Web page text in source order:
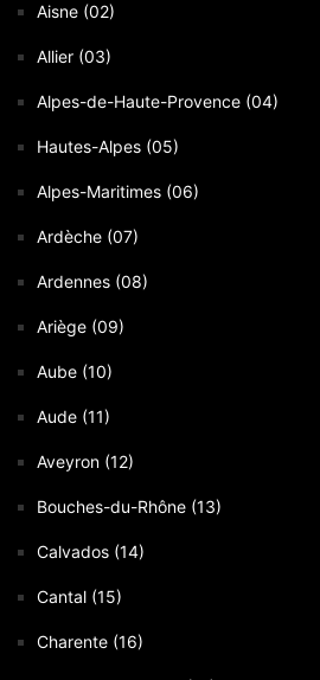
Aisne (02)
Allier (03)
Alpes-de-Haute-Provence (04)
Hautes-Alpes (05)
Alpes-Maritimes (06)
Ardèche (07)
Ardennes (08)
Ariège (09)
Aube (10)
Aude (11)
Aveyron (12)
Bouches-du-Rhône (13)
Calvados (14)
Cantal (15)
Charente (16)